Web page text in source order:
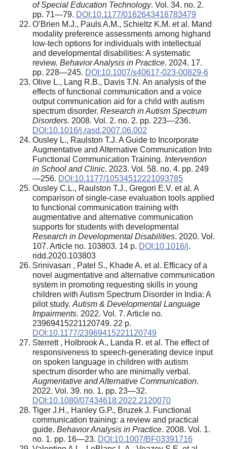
of Special Education Technology. Vol. 34. no. 2.
pp. 71—79. DOI:10.1177/0162643418783479
O’Brien M.J., Pauls A.M., Schieltz K.M. et al. Mand
modality preference assessments among highand
low-tech options for individuals with intellectual
and developmental disabilities: A systematic
review. Behavior Analysis in Practice. 2024. 17.
pp. 228—245. DOI:10.1007/s40617-023-00829-6
Olive L., Lang R.B., Davis T.N. An analysis of the
effects of functional communication and a voice
output communication aid for a child with autism
spectrum disorder. Research in Autism Spectrum
Disorders. 2008. Vol. 2. no. 2. pp. 223—236.
DOI:10.1016/j.rasd.2007.06.002
Ousley L., Raulston T.J. A Guide to Incorporate
Augmentative and Alternative Communication Into
Functional Communication Training. Intervention
in School and Clinic. 2023. Vol. 58. no. 4. pp. 249
—256. DOI:10.1177/10534512221093785
Ousley C.L., Raulston T.J., Gregori E.V. et al. A
comparison of single-case evaluation tools applied
to functional communication training with
augmentative and alternative communication
supports for students with developmental
Research in Developmental Disabilities. 2020. Vol.
107. Article no. 103803. 14 p. DOI:10.1016/j.
ridd.2020.103803
Srinivasan , Patel S., Khade A. et al . Efficacy of a
novel augmentative and alternative communication
system in promoting requesting skills in young
children with Autism Spectrum Disorder in India: A
pilot study. Autism & Developmental Language
Impairments. 2022. Vol. 7. Article no.
23969415221120749. 22 p.
DOI:10.1177/23969415221120749
Sterrett , Holbrook A., Landa R. et al. The effect of
responsiveness to speech-generating device input
on spoken language in children with autism
spectrum disorder who are minimally verbal.
Augmentative and Alternative Communication.
2022. Vol. 39. no. 1. pp. 23—32.
DOI:10.1080/07434618.2022.2120070
Tiger J.H., Hanley G.P., Bruzek J. Functional
communication training: a review and practical
guide. Behavior Analysis in Practice. 2008. Vol. 1.
no. 1. pp. 16—23. DOI:10.1007/BF03391716